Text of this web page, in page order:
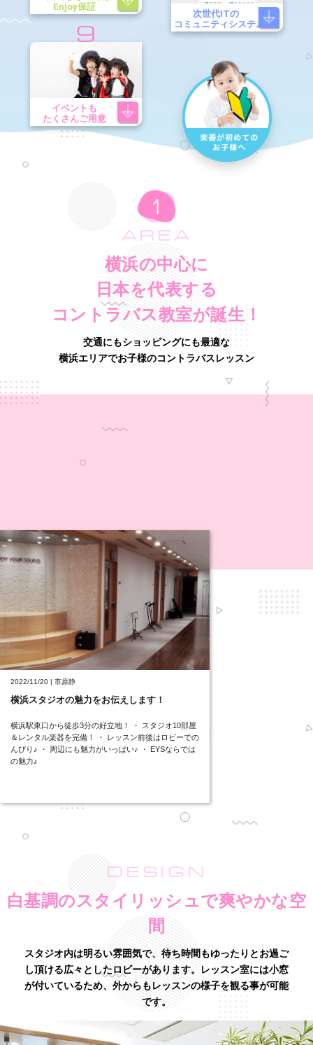
Enjoy保証
次世代ITの
コミュニティシステム
9
イベントも
たくさんご用意
AREA
横浜の中心に
日本を代表する
コントラバス教室が誕生！
交通にもショッピングにも最適な
横浜エリアでお子様のコントラバスレッスン
2022/11/20 | 市原静
横浜スタジオの魅力をお伝えします！
横浜駅東口から徒歩3分の好立地！ ・ スタジオ10部屋
＆レンタル楽器を完備！ ・ レッスン前後はロビーでの
んびり♪ ・ 周辺にも魅力がいっぱい♪ ・ EYSならでは
の魅力♪
DESIGN
白基調のスタイリッシュで爽やかな空
間
スタジオ内は明るい雰囲気で、待ち時間もゆったりとお過ご
し頂ける広々としたロビーがあります。
レッスン室には小窓
が付いているため、外からもレッスンの様子を観る事が可能
です。